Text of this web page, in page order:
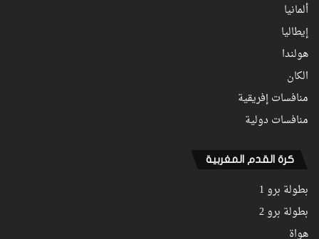
ألمانيا
إيطاليا
هولندا
الكان
منافسات إفريقية
منافسات دولية
كرة القدم المغربية
بطولة برو 1
بطولة برو 2
هواة